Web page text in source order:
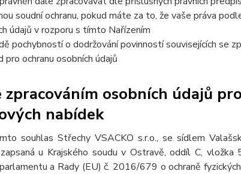
soudní ochranu, pokud máte za to, že vaše práva
údajů v rozporu s tímto Nařízením
pochybností o dodržování povinností souvisejících se
pro ochranu osobních údajů
zpracováním osobních údajů
nabídek
souhlas Střechy VSACKO s.r.o., se sídlem
u Krajského soudu v Ostravě, oddíl C, vložka
a Rady (EU) č. 2016/679 o ochraně